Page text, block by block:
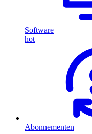
Software
hot
Abonnementen